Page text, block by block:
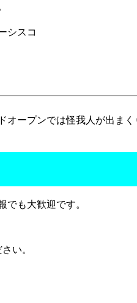
シスコ
ープンでは怪我人が出ま
も大歓迎です。
い。